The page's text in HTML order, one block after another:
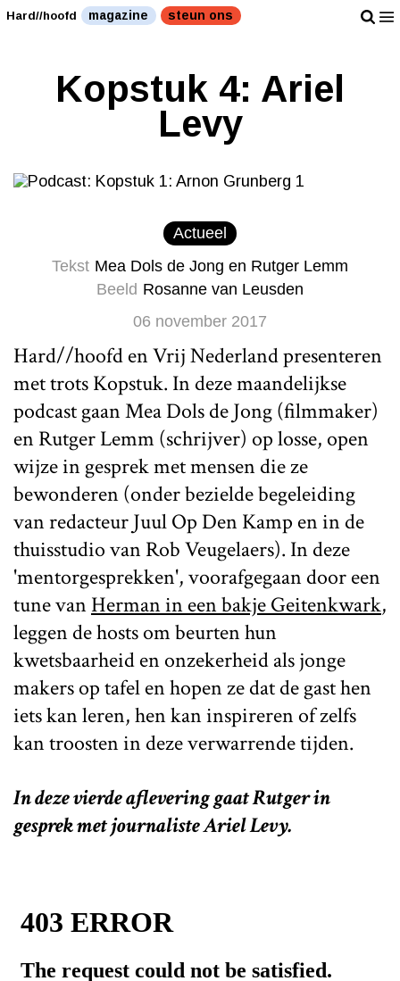
Hard//hoofd magazine steun ons
Kopstuk 4: Ariel
Levy
Actueel
Tekst Mea Dols de Jong en Rutger Lemm
Beeld Rosanne van Leusden
06 november 2017
Hard//hoofd en Vrij Nederland presenteren
met trots Kopstuk. In deze maandelijkse
podcast gaan Mea Dols de Jong (filmmaker)
en Rutger Lemm (schrijver) op losse, open
wijze in gesprek met mensen die ze
bewonderen (onder bezielde begeleiding
van redacteur Juul Op Den Kamp en in de
thuisstudio van Rob Veugelaers). In deze
'mentorgesprekken', voorafgegaan door een
tune vanHerman in een bakje Geitenkwark,
leggen de hosts om beurten hun
kwetsbaarheid en onzekerheid als jonge
makers op tafel en hopen ze dat de gast hen
iets kan leren, hen kan inspireren of zelfs
kan troosten in deze verwarrende tijden.
In deze vierde aflevering gaat Rutger in
gesprek met journaliste Ariel Levy.